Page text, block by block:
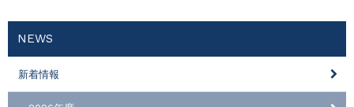
NEWS
新着情報